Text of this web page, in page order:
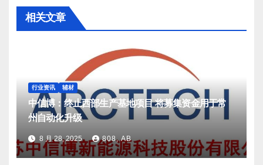
相关文章
行业资讯 辅材
中信博：终止西部生产基地项目 将募集资金用于常
州自动化升级
8 月 28, 2025 808, AB